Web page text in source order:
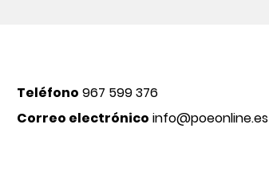
Teléfono 967 599 376
Correo electrónico info@poeonline.es